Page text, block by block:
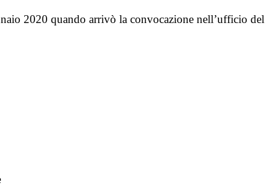
2020 quando arrivò la convocazione nell’ufficio